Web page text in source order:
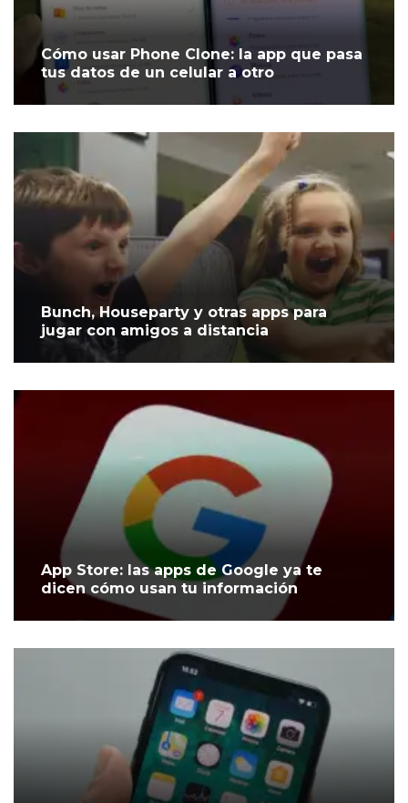
Cómo usar Phone Clone: la app que pasa
tus datos de un celular a otro
Bunch, Houseparty y otras apps para
jugar con amigos a distancia
App Store: las apps de Google ya te
dicen cómo usan tu información